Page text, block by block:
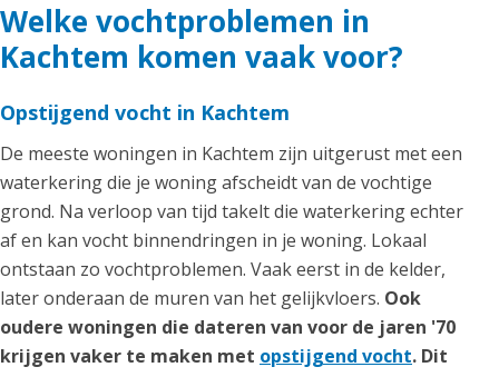
Welke vochtproblemen in
Kachtem komen vaak voor?
Opstijgend vocht in Kachtem
De meeste woningen in Kachtem zijn uitgerust met een
waterkering die je woning afscheidt van de vochtige
grond. Na verloop van tijd takelt die waterkering echter
af en kan vocht binnendringen in je woning. Lokaal
ontstaan zo vochtproblemen. Vaak eerst in de kelder,
later onderaan de muren van het gelijkvloers. Ook
oudere woningen die dateren van voor de jaren '70
krijgen vaker te maken met opstijgend vocht. Dit